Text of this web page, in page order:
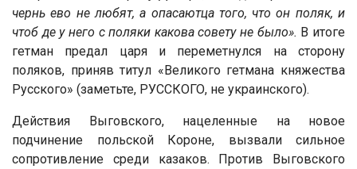
чернь ево не любят, а опасаютца того, что он поляк, и
чтоб де у него с поляки какова совету не было». В итоге
гетман предал царя и переметнулся на сторону
поляков, приняв титул «Великого гетмана княжества
Русского» (заметьте, РУССКОГО, не украинского).
Действия Выговского, нацеленные на новое
подчинение польской Короне, вызвали сильное
сопротивление среди казаков. Против Выговского